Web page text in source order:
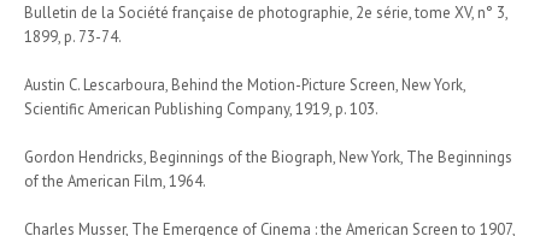
Bulletin de la Société française de photographie, 2e série, tome XV, n° 3,
1899, p. 73-74.
Austin C. Lescarboura, Behind the Motion-Picture Screen, New York,
Scientific American Publishing Company, 1919, p. 103.
Gordon Hendricks, Beginnings of the Biograph, New York, The Beginnings
of the American Film, 1964.
Charles Musser, The Emergence of Cinema : the American Screen to 1907,